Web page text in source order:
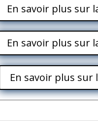
En savoir plus sur
En savoir plus sur
En savoir plus sur